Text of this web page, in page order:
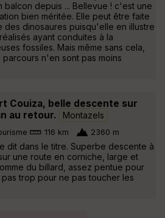
balcon depuis ... Bellevue ! c'est une
bien méritée. Elle peut être faite
des dinosaures puisqu'elle en illustre
ayant conduites à la
fossiles. Mais même sans cela,
n'en sont pas moins
Couiza, belle descente sur
au retour.
Montazels
116 km 2360 m
dit dans le titre. Superbe descente à
une route en corniche, large et
du billard, assez pentue pour
trop pour ne pas toucher les